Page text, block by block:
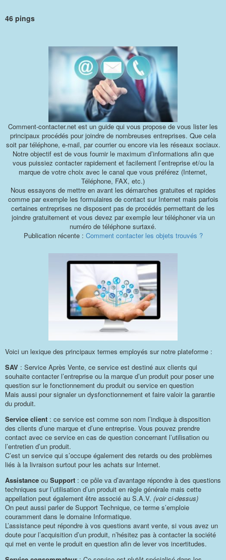
46 pings
Comment-contacter.net est un guide qui vous propose de vous lister les
principaux procédés pour joindre de nombreuses entreprises. Que cela
soit par téléphone, e-mail, par courrier ou encore via les réseaux sociaux.
Notre objectif est de vous fournir le maximum d’informations afin que
vous puissiez contacter rapidement et facilement l’entreprise et/ou la
marque de votre choix avec le canal que vous préférez (Internet,
Téléphone, FAX, etc.)
Nous essayons de mettre en avant les démarches gratuites et rapides
comme par exemple les formulaires de contact sur Internet mais parfois
certaines entreprises ne disposent pas de procédés permettant de les
joindre gratuitement et vous devez par exemple leur téléphoner via un
numéro de téléphone surtaxé.
Publication récente : Comment contacter les objets trouvés ?
Voici un lexique des principaux termes employés sur notre plateforme :
SAV : Service Après Vente, ce service est destiné aux clients qui
souhaite contacter l’entreprise ou la marque d’un produit pour poser une
question sur le fonctionnement du produit ou service en question
Mais aussi pour signaler un dysfonctionnement et faire valoir la garantie
du produit.
Service client : ce service est comme son nom l’indique à disposition
des clients d’une marque et d’une entreprise. Vous pouvez prendre
contact avec ce service en cas de question concernant l’utilisation ou
l’entretien d’un produit.
C’est un service qui s’occupe également des retards ou des problèmes
liés à la livraison surtout pour les achats sur Internet.
Assistance ou Support : ce pôle va d’avantage répondre à des questions
techniques sur l’utilisation d’un produit en règle générale mais cette
appellation peut également être associé au S.A.V. (voir ci-dessus)
On peut aussi parler de Support Technique, ce terme s’emploie
couramment dans le domaine Informatique.
L’assistance peut répondre à vos questions avant vente, si vous avez un
doute pour l’acquisition d’un produit, n’hésitez pas à contacter la société
qui met en vente le produit en question afin de lever vos incertitudes.